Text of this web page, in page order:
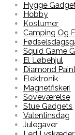
Hygge
Hobby
Kostumer
Camping Og
Squid Game
El Løbehjul
Diamond
Elektronik
Magnetfiskeri
Soveværelse
Stue Gadgets
Valentinsdag
Julegaver